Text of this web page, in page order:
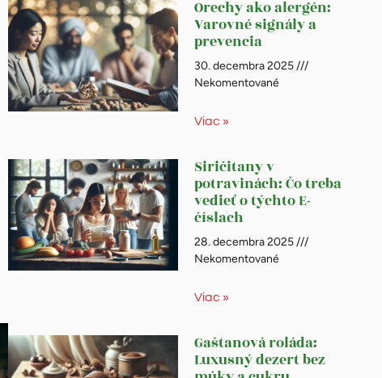
Orechy ako alergén:
Varovné signály a
prevencia
30. decembra 2025
Nekomentované
Viac »
Siričitany v
potravinách: Čo treba
vedieť o týchto E-
číslach
28. decembra 2025
Nekomentované
Viac »
Gaštanová roláda:
Luxusný dezert bez